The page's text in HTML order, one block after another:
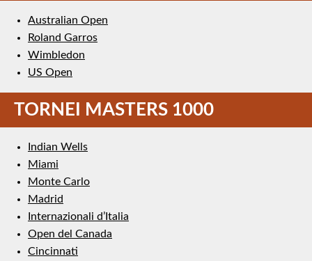
Australian Open
Roland Garros
Wimbledon
US Open
TORNEI MASTERS 1000
Indian Wells
Miami
Monte Carlo
Madrid
Internazionali d’Italia
Open del Canada
Cincinnati